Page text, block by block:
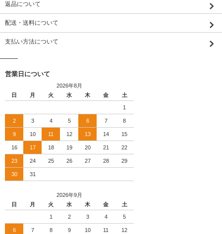
返品について
配送・送料について
支払い方法について
営業日について
2026年8月
日
月 火 水 木 金 土
1
2 3 4 5 6 7 8
9 10 11 12 13 14 15
16 17 18 19 20 21 22
23 24 25 26 27 28 29
30 31
2026年9月
日
月 火 水 木 金 土
1 2 3 4 5
6 7 8 9 10 11 12